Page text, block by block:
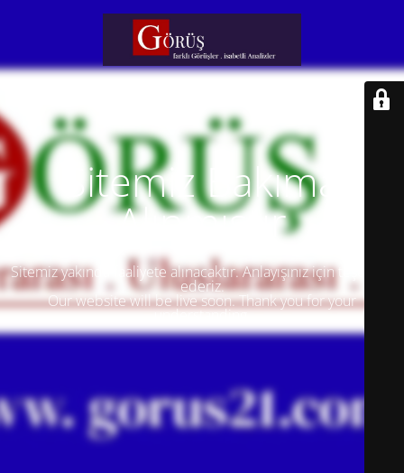
Sitemiz Bakıma
Alınmıştır
Sitemiz yakında faaliyete alınacaktır. Anlayışınız için teşekkür
ederiz.
Our website will be live soon. Thank you for your
understanding.